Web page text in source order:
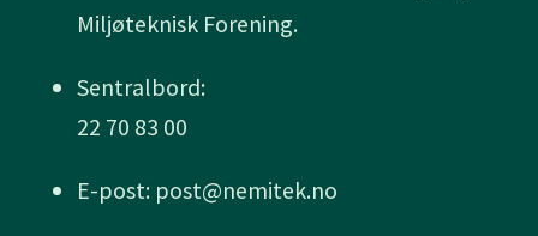
Miljøteknisk Forening.
Sentralbord:
22 70 83 00
E-post: post@nemitek.no